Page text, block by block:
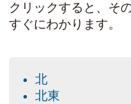
クリックすると、そ
すぐにわかります。
北
北東